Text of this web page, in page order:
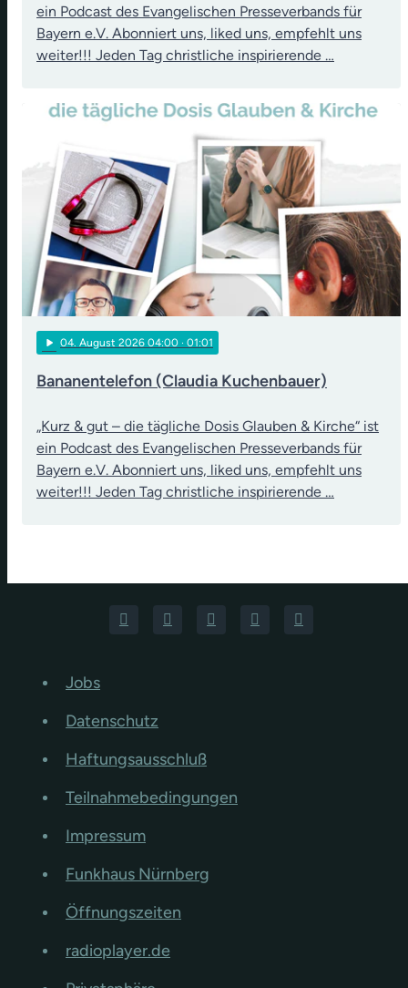
ein Podcast des Evangelischen Presseverbands für
Bayern e.V. Abonniert uns, liked uns, empfehlt uns
weiter!!! Jeden Tag christliche inspirierende …
play_arrow 04. August 2026 04:00 · 01:01
Bananentelefon (Claudia Kuchenbauer)
„Kurz & gut – die tägliche Dosis Glauben & Kirche“ ist
ein Podcast des Evangelischen Presseverbands für
Bayern e.V. Abonniert uns, liked uns, empfehlt uns
weiter!!! Jeden Tag christliche inspirierende …
Jobs
Datenschutz
Haftungsausschluß
Teilnahmebedingungen
Impressum
Funkhaus Nürnberg
Öffnungszeiten
radioplayer.de